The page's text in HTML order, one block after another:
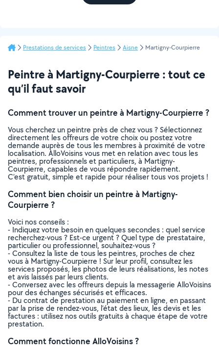
Prestations de services Peintres Aisne Martigny-Courpierre
Peintre à Martigny-Courpierre : tout ce
qu’il faut savoir
Comment trouver un peintre à Martigny-Courpierre ?
Vous cherchez un peintre près de chez vous ? Sélectionnez
directement les offreurs de votre choix ou postez votre
demande auprès de tous les membres à proximité de votre
localisation. AlloVoisins vous met en relation avec tous les
peintres, professionnels et particuliers, à Martigny-
Courpierre, capables de vous répondre rapidement.
C’est gratuit, simple et rapide pour réaliser tous vos projets !
Comment bien choisir un peintre à Martigny-
Courpierre ?
Voici nos conseils :
- Indiquez votre besoin en quelques secondes : quel service
recherchez-vous ? Est-ce urgent ? Quel type de prestataire,
particulier ou professionnel, souhaitez-vous ?
- Consultez la liste de tous les peintres, proches de chez
vous à Martigny-Courpierre ! Sur leur profil, consultez les
services proposés, les photos de leurs réalisations, les notes
et avis laissés par leurs clients.
- Conversez avec les offreurs depuis la messagerie AlloVoisins
pour des échanges sécurisés et efficaces.
- Du contrat de prestation au paiement en ligne, en passant
par la prise de rendez-vous, l’état des lieux, les devis et les
factures : utilisez nos outils gratuits à chaque étape de votre
prestation.
Comment fonctionne AlloVoisins ?